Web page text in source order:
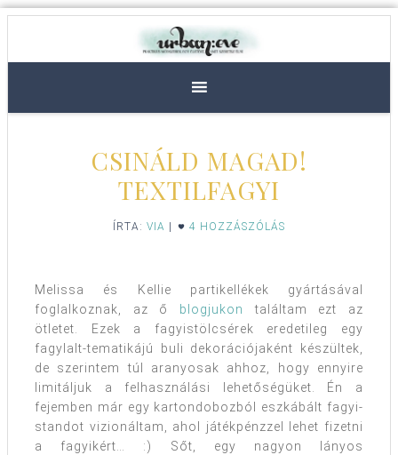
CSINÁLD MAGAD!
TEXTILFAGYI
ÍRTA: VIA 4 HOZZÁSZÓLÁS
Melissa és Kellie partikellékek gyártásával
foglalkoznak, az ő
blogjukon
találtam ezt az
ötletet. Ezek a fagyistölcsérek eredetileg egy
fagylalt-tematikájú buli dekorációjaként készültek,
de szerintem túl aranyosak ahhoz, hogy ennyire
limitáljuk a felhasználási lehetőségüket. Én a
fejemben már egy kartondobozból eszkábált fagyi-
standot vizionáltam, ahol játékpénzzel lehet fizetni
a fagyikért… :) Sőt, egy nagyon lányos